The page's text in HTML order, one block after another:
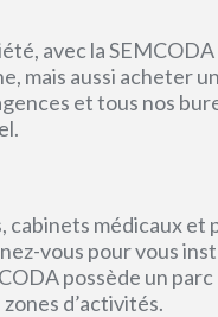
avec la
mais aussi
et tous nos
médicaux
vous pour vous
possède un
d’activités.